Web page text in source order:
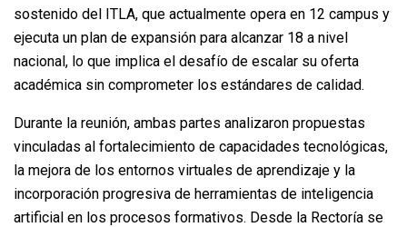
sostenido del ITLA, que actualmente opera en 12 campus y
ejecuta un plan de expansión para alcanzar 18 a nivel
nacional, lo que implica el desafío de escalar su oferta
académica sin comprometer los estándares de calidad.
Durante la reunión, ambas partes analizaron propuestas
vinculadas al fortalecimiento de capacidades tecnológicas,
la mejora de los entornos virtuales de aprendizaje y la
incorporación progresiva de herramientas de inteligencia
artificial en los procesos formativos. Desde la Rectoría se